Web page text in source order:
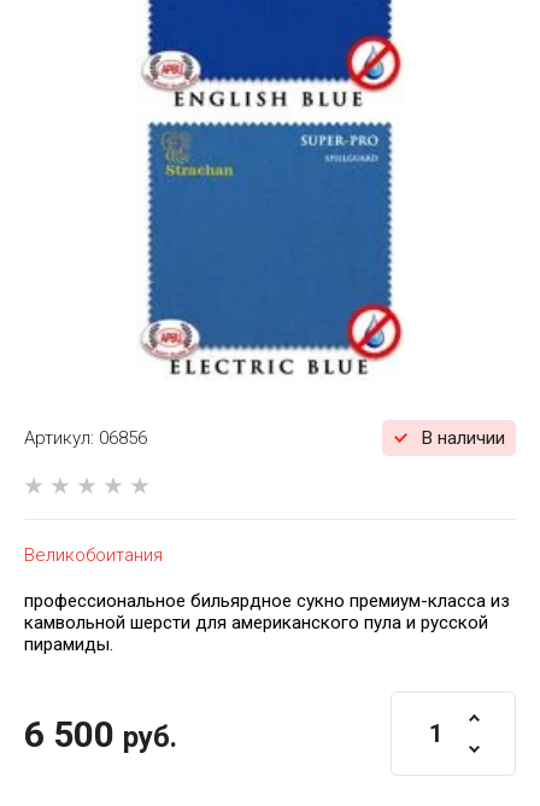
Артикул: 06856 В наличии
Великобоитания
профессиональное бильярдное сукно премиум-класса из
камвольной шерсти для американского пула и русской
пирамиды.
6 500 руб.